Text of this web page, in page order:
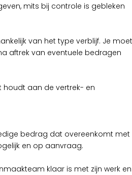
mits bij controle is gebleken
van het type verblijf. Je moet
aftrek van eventuele bedragen
houdt aan de vertrek- en
bedrag dat overeenkomt met
en op aanvraag.
klaar is met zijn werk en